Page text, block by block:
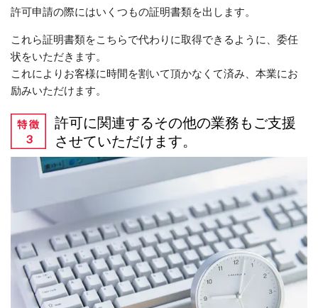
許可申請の際にはいくつもの証明書類を出します。
これら証明書類をこちらで代わりに取得できるように、委任
状をいただきます。
これによりお客様に時間を割いて頂かなくて済み、本業にお
励みいただけます。
許可に関連するその他の業務もご支援
させていただけます。